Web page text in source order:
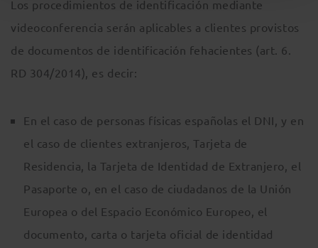
Los procedimientos de identificación mediante
videoconferencia serán aplicables a clientes provistos
de documentos de identificación fehacientes (art. 6.
RD 304/2014), es decir:
En el caso de personas físicas españolas el DNI, y en
el caso de clientes extranjeros, Tarjeta de
Residencia, la Tarjeta de Identidad de Extranjero, el
Pasaporte o, en el caso de ciudadanos de la Unión
Europea o del Espacio Económico Europeo, el
documento, carta o tarjeta oficial de identidad